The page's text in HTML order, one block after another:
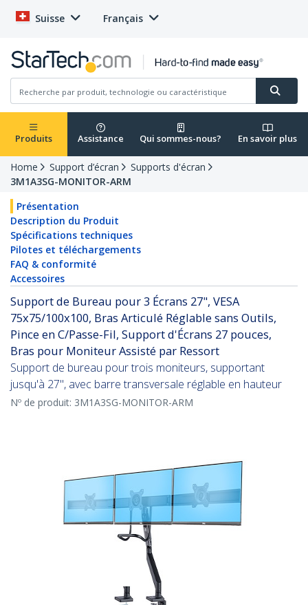
Suisse Français
Produits Assistance Qui sommes-nous? En savoir plus
Home Support d’écran
Supports d'écran
3M1A3SG-MONITOR-ARM
Présentation
Description du Produit
Spécifications techniques
Pilotes et téléchargements
FAQ & conformité
Accessoires
Support de Bureau pour 3 Écrans 27", VESA
75x75/100x100, Bras Articulé Réglable sans Outils,
Pince en C/Passe-Fil, Support d'Écrans 27 pouces,
Bras pour Moniteur Assisté par Ressort
Support de bureau pour trois moniteurs, supportant
jusqu'à 27", avec barre transversale réglable en hauteur
Nº de produit: 3M1A3SG-MONITOR-ARM